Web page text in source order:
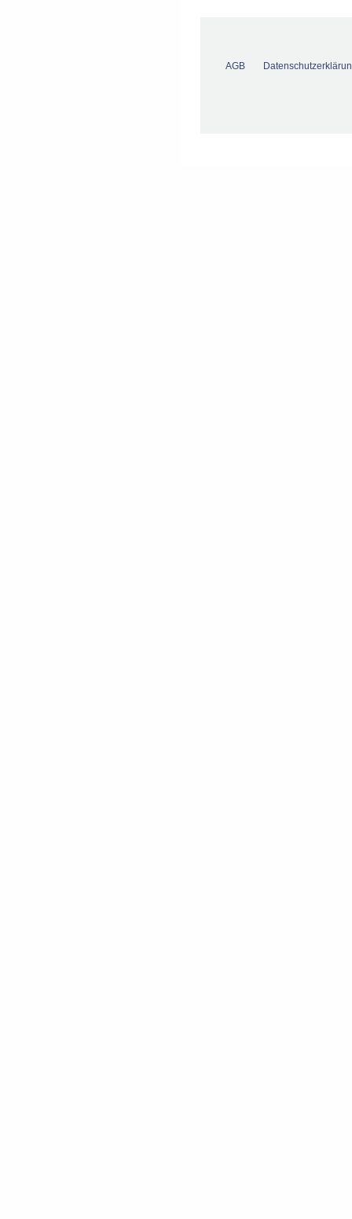
AGB